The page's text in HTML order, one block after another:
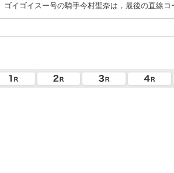
ゴイゴイスー号の騎手今村聖奈は，最後の直線